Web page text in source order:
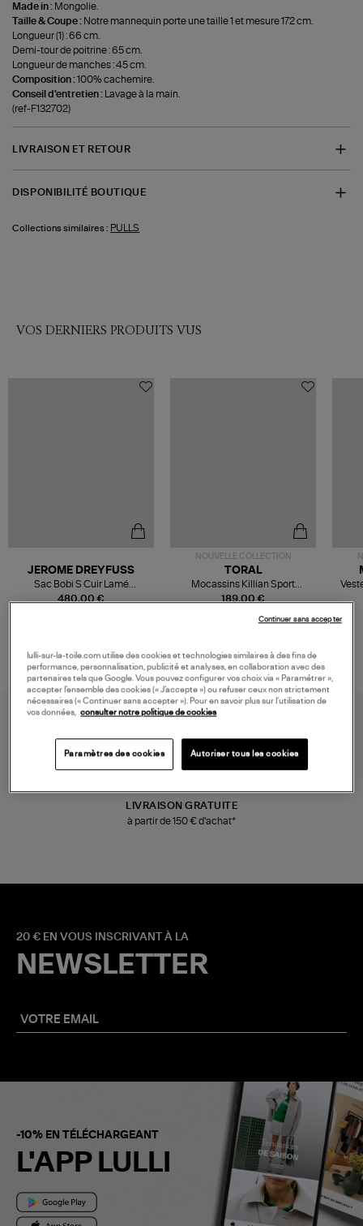
Made in : Mongolie.
Taille & Coupe : Notre mannequin porte une taille 1 et mesure 172 cm.
Longueur (1) : 66 cm.
Demi-tour de poitrine : 65 cm.
Longueur de manches : 45 cm.
Composition :100% cachemire.
Conseil d'entretien :
Lavage à la main.
(ref-F132702)
LIVRAISON ET RETOUR
DISPONIBILITÉ BOUTIQUE
Collections similaires : PULLS
VOS DERNIERS PRODUITS VUS
480,00 €
JEROME DREYFUSS
Sac Bobi S Cuir Lamé
Champagne
NOUVELLE COLLECTION
189,00 €
TORAL
Mocassins Killian Sport
Mousse
LIVRAISON GRATUITE
à partir de 150 € d'achat*
20 € EN VOUS INSCRIVANT À LA
NEWSLETTER
-10% EN TÉLÉCHARGEANT
L'APP LULLI
lulli-sur-la-toile.com utilise des cookies et technologies similaires à des fins de
performance, personnalisation, publicité et analyses, en collaboration avec des
partenaires tels que Google. Vous pouvez configurer vos choix via « Paramétrer »,
accepter l’ensemble des cookies (« J’accepte ») ou refuser ceux non strictement
nécessaires (« Continuer sans accepter »). Pour en savoir plus sur l’utilisation de
vos données, consulter notre politique de cookies
Paramètres des cookies Autoriser tous les cookies
Continuer sans accepter